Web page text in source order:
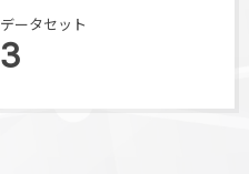
データセット
3